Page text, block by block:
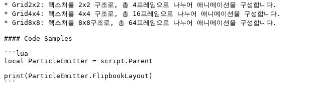
* Grid2x2: 텍스처를 2x2 구조로, 총 4프레임으로 나누어 애니메이션을 구성합니다.
* Grid4x4: 텍스처를 4x4 구조로, 총 16프레임으로 나누어 애니메이션을 구성합니다.
* Grid8x8: 텍스처를 8x8구조로, 총 64프레임으로 나누어 애니메이션을 구성합니다.
#### Code Samples
```lua
local ParticleEmitter = script.Parent
print(ParticleEmitter.FlipbookLayout)
```